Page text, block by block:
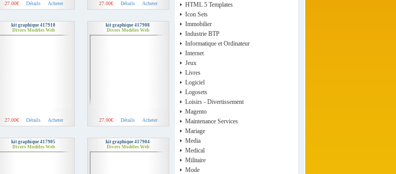
27.00€ Détails Acheter 27.00€ Détails Acheter
kit graphique 417910
Divers Modèles Web
27.00€ Détails Acheter
kit graphique 417908
Divers Modèles Web
27.00€ Détails Acheter
kit graphique 417905
Divers Modèles Web
kit graphique 417904
Divers Modèles Web
HTML 5 Templates
Icon Sets
Immobilier
Industrie BTP
Informatique et Ordinateur
Internet
Jeux
Livres
Logiciel
Logosets
Loisirs - Divertissement
Magento
Maintenance Services
Mariage
Media
Medical
Militaire
Mode